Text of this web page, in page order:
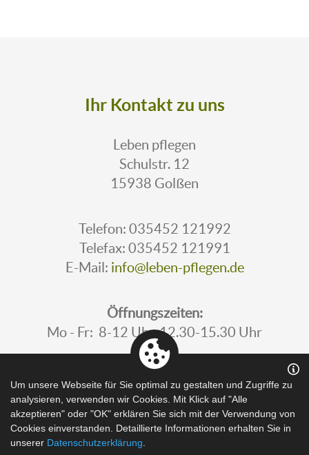
Ihr Kontakt zu uns
Leben pflegen
Schulstr. 12
15938 Golßen
Telefon: 035452 121992
Telefax: 035452 121991
E-Mail: info@leben-pflegen.de
Öffnungszeiten:
Mo - Fr: 8-12 Uhr, 12.30-15.30 Uhr
BARRIEREFREIHEITSERKLÄRUNG
DATENSCHUTZ
Um unsere Webseite für Sie optimal zu gestalten und Zugriffe zu
analysieren, verwenden wir Cookies. Mit Klick auf "Alle
akzeptieren" oder "OK" erklären Sie sich mit der Verwendung von
Cookies einverstanden. Detaillierte Informationen erhalten Sie in
unserer Datenschutzerklärung